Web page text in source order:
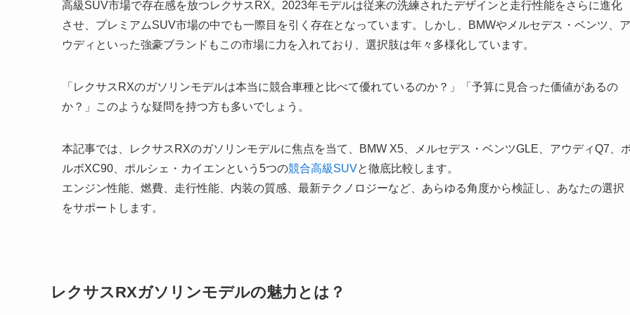
高級SUV市場で存在感を放つレクサスRX。2023年モデルは従来の洗練されたデザインと走行性能をさらに進化
させ、プレミアムSUV市場の中でも一際目を引く存在となっています。しかし、BMWやメルセデス・ベンツ、ア
ウディといった強豪ブランドもこの市場に力を入れており、選択肢は年々多様化しています。
「レクサスRXのガソリンモデルは本当に競合車種と比べて優れているのか？」「予算に見合った価値があるの
か？」このような疑問を持つ方も多いでしょう。
本記事では、レクサスRXのガソリンモデルに焦点を当て、BMW X5、メルセデス・ベンツGLE、アウディQ7、
ルボXC90、ポルシェ・カイエンという5つの競合高級SUVと徹底比較します。
エンジン性能、燃費、走行性能、内装の質感、最新テクノロジーなど、あらゆる角度から検証し、あなたの選択
をサポートします。
レクサスRXガソリンモデルの魅力とは？